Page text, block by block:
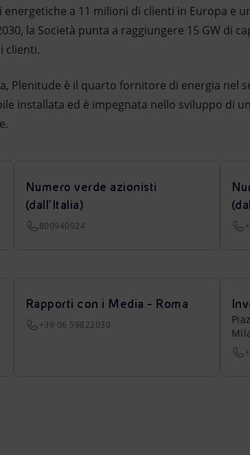
energetiche a 11 milioni di clienti in Europa e
la Società punta a raggiungere 15 GW di
clienti.
Plenitude è il quarto fornitore di energia nel
installata ed è impegnata nello sviluppo di
Numero verde azionisti
(dall’Italia)
800940924
Rapporti con i Media - Roma
+39 06 59822030